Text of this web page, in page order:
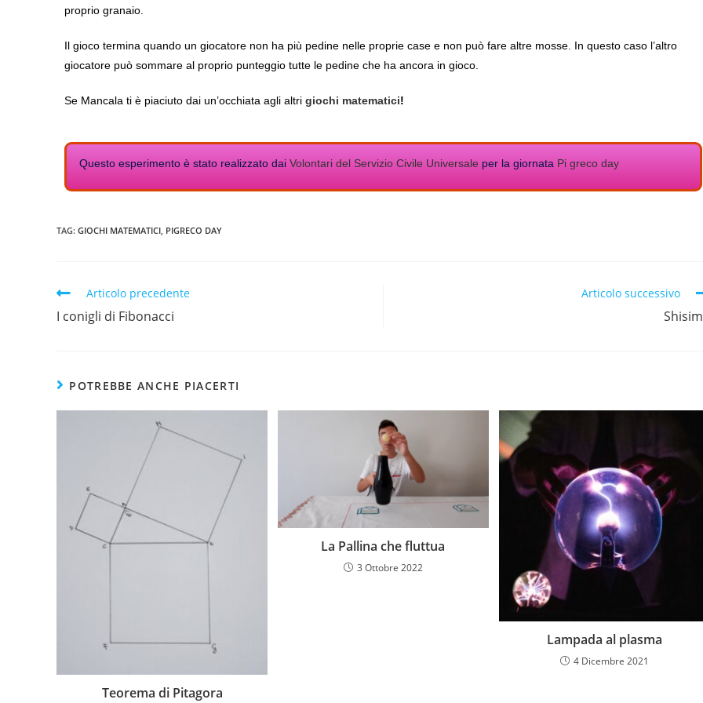
proprio granaio.
Il gioco termina quando un giocatore non ha più pedine nelle proprie case e non può fare altre mosse. In questo caso l’altro
giocatore può sommare al proprio punteggio tutte le pedine che ha ancora in gioco.
Se Mancala ti è piaciuto dai un’occhiata agli altri giochi matematici!
Questo esperimento è stato realizzato dai Volontari del Servizio Civile Universale per la giornata Pi greco day
TAG: GIOCHI MATEMATICI PIGRECO DAY
Articolo precedente
I conigli di Fibonacci
Articolo successivo
POTREBBE ANCHE PIACERTI
Teorema di Pitagora
La Pallina che fluttua
3 Ottobre 2022
Lampada al plasma
4 Dicembre 2021